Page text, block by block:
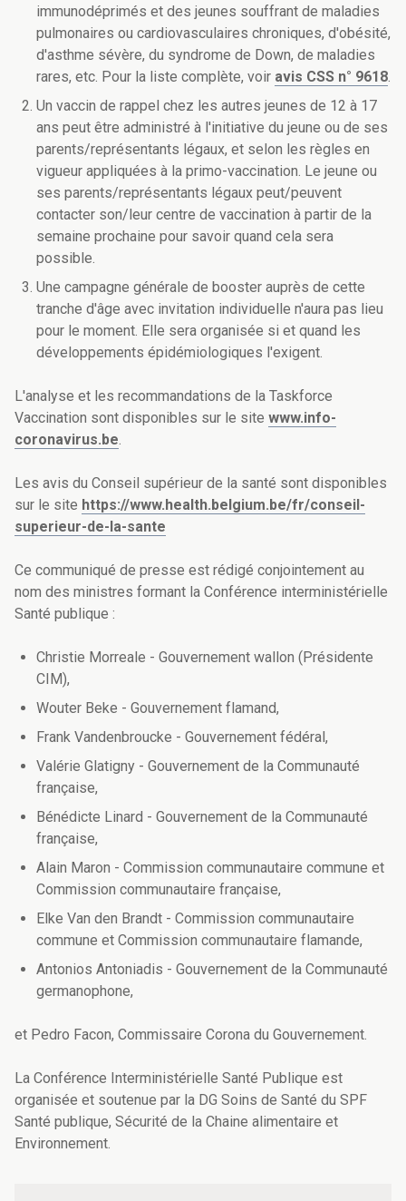
immunodéprimés et des jeunes souffrant de maladies
pulmonaires ou cardiovasculaires chroniques, d'obésité,
d'asthme sévère, du syndrome de Down, de maladies
rares, etc. Pour la liste complète, voir avis CSS n° 9618.
Un vaccin de rappel chez les autres jeunes de 12 à 17
ans peut être administré à l'initiative du jeune ou de ses
parents/représentants légaux, et selon les règles en
vigueur appliquées à la primo-vaccination. Le jeune ou
ses parents/représentants légaux peut/peuvent
contacter son/leur centre de vaccination à partir de la
semaine prochaine pour savoir quand cela sera
possible.
Une campagne générale de booster auprès de cette
tranche d'âge avec invitation individuelle n'aura pas lieu
pour le moment. Elle sera organisée si et quand les
développements épidémiologiques l'exigent.
L'analyse et les recommandations de la Taskforce
Vaccination sont disponibles sur le site www.info-
coronavirus.be.
Les avis du Conseil supérieur de la santé sont disponibles
sur le site https://www.health.belgium.be/fr/conseil-
superieur-de-la-sante
Ce communiqué de presse est rédigé conjointement au
nom des ministres formant la Conférence interministérielle
Santé publique :
Christie Morreale - Gouvernement wallon (Présidente
CIM),
Wouter Beke - Gouvernement flamand,
Frank Vandenbroucke - Gouvernement fédéral,
Valérie Glatigny - Gouvernement de la Communauté
française,
Bénédicte Linard - Gouvernement de la Communauté
française,
Alain Maron - Commission communautaire commune et
Commission communautaire française,
Elke Van den Brandt - Commission communautaire
commune et Commission communautaire flamande,
Antonios Antoniadis - Gouvernement de la Communauté
germanophone,
et Pedro Facon, Commissaire Corona du Gouvernement.
La Conférence Interministérielle Santé Publique est
organisée et soutenue par la DG Soins de Santé du SPF
Santé publique, Sécurité de la Chaine alimentaire et
Environnement.